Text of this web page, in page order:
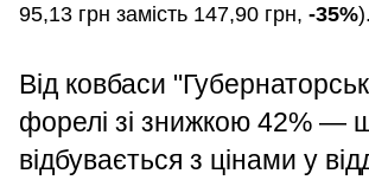
95,13 грн замість 147,90 грн, -35%).
Від ковбаси
форелі зі знижкою 42% —
відбувається з цінами у